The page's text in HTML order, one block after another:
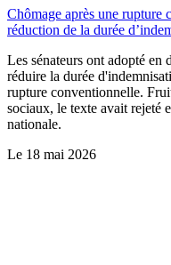
Chômage après une rupture
réduction de la durée
Les sénateurs ont adopté
réduire la durée
rupture conventionnelle.
sociaux, le texte avait rejeté
nationale.
Le 18 mai 2026